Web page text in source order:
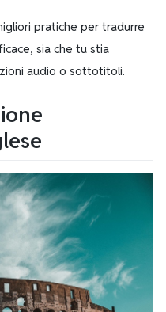
pratiche per tradurre
sia che tu stia
audio o sottotitoli.